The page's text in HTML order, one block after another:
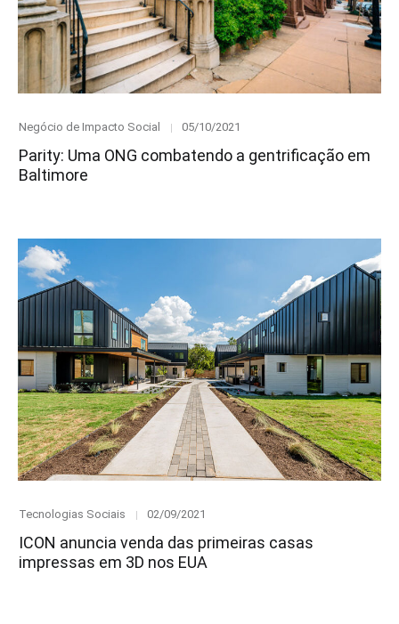
Category
Negócio de Impacto Social
Posted
05/10/2021
Parity: Uma ONG combatendo a gentrificação em
Baltimore
Category
Tecnologias Sociais
Posted
02/09/2021
ICON anuncia venda das primeiras casas
impressas em 3D nos EUA